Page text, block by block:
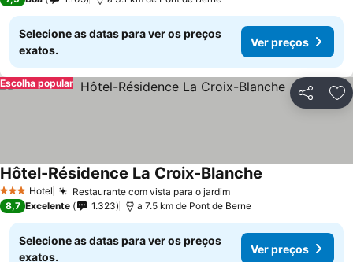
Selecione as datas para ver os preços
exatos.
Ver preços
Partilhar
Escolha popular
3 EstrelasHotel Restaurante com vista para o jardim
Hôtel-Résidence La Croix-Blanche
8,7 Excelente 1.323 a 7.5 km de Pont de Berne
Selecione as datas para ver os preços
exatos.
Ver preços